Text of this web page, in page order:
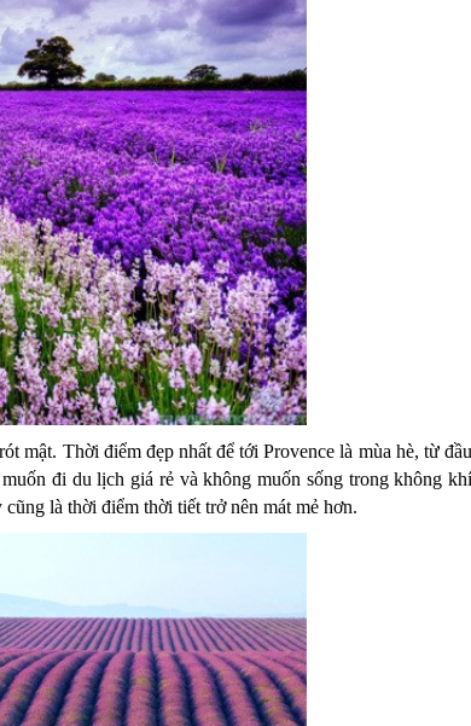
mật. Thời điểm đẹp nhất để tới Provence là mùa hè, từ đầu
đi du lịch giá rẻ và không muốn sống trong không
là thời điểm thời tiết trở nên mát mẻ hơn.